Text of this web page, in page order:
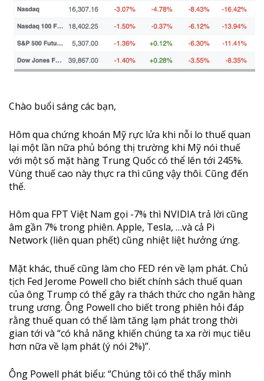
Chào buổi sáng các bạn,
Hôm qua chứng khoán Mỹ rực lửa khi nỗi lo thuế quan
lại một lần nữa phủ bóng thị trường khi Mỹ nói thuế
với một số mặt hàng Trung Quốc có thể lên tới 245%.
Vùng thuế cao này thực ra thì cũng vậy thôi. Cũng đến
thế.
Hôm qua FPT Việt Nam gọi -7% thì NVIDIA trả lời cũng
âm gần 7% trong phiên. Apple, Tesla, …và cả Pi
Network (liên quan phết) cũng nhiệt liệt hưởng ứng.
Mặt khác, thuế cũng làm cho FED rén về lạm phát. Chủ
tịch Fed Jerome Powell cho biết chính sách thuế quan
của ông Trump có thể gây ra thách thức cho ngân hàng
trung ương. Ông Powell cho biết trong phiên hỏi đáp
rằng thuế quan có thể làm tăng lạm phát trong thời
gian tới và “có khả năng khiến chúng ta xa rời mục tiêu
hơn nữa về lạm phát (ý nói 2%)”.
Ông Powell phát biểu: “Chúng tôi có thể thấy mình